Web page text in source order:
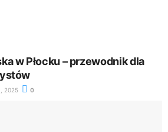
Mazowieckie oferują
w Płocku – przewodnik dla
2025 0